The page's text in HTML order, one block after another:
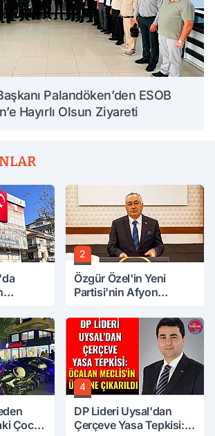
Palandöken’den ESOB
Hayırlı Olsun Ziyareti
2
Özgür Özel'in Yeni
Partisi'nin Afyon
Çocuk
4
DP Lideri Uysal'dan
Çerçeve Yasa Tepkisi: